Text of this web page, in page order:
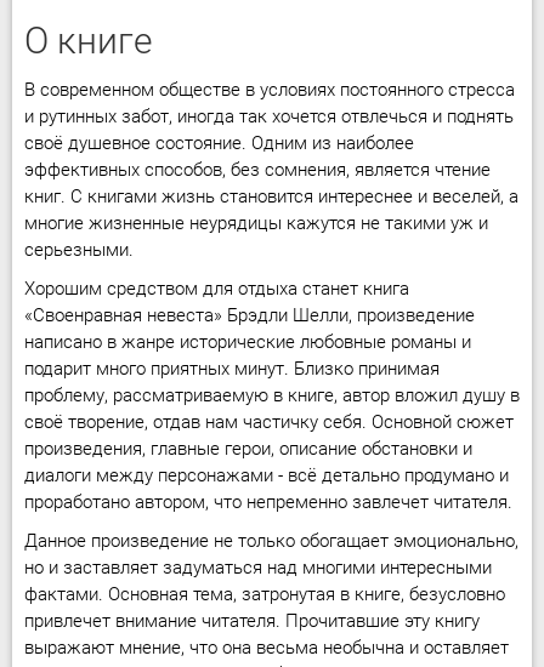
О книге
В современном обществе в условиях постоянного стресса
и рутинных забот, иногда так хочется отвлечься и поднять
своё душевное состояние. Одним из наиболее
эффективных способов, без сомнения, является чтение
книг. С книгами жизнь становится интереснее и веселей, а
многие жизненные неурядицы кажутся не такими уж и
серьезными.
Хорошим средством для отдыха станет книга
«Своенравная невеста» Брэдли Шелли, произведение
написано в жанре исторические любовные романы и
подарит много приятных минут. Близко принимая
проблему, рассматриваемую в книге, автор вложил душу в
своё творение, отдав нам частичку себя. Основной сюжет
произведения, главные герои, описание обстановки и
диалоги между персонажами - всё детально продумано и
проработано автором, что непременно завлечет читателя.
Данное произведение не только обогащает эмоционально,
но и заставляет задуматься над многими интересными
фактами. Основная тема, затронутая в книге, безусловно
привлечет внимание читателя. Прочитавшие эту книгу
выражают мнение, что она весьма необычна и оставляет